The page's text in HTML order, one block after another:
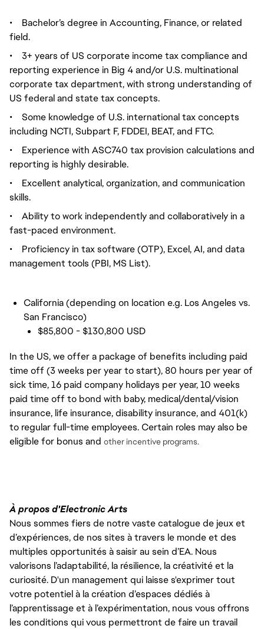
•
Bachelor’s degree in Accounting, Finance, or related
field.
•
3+ years of US corporate income tax compliance and
reporting experience in Big 4 and/or U.S. multinational
corporate tax department, with strong understanding of
US federal and state tax concepts.
•
Some knowledge of U.S. international tax concepts
including NCTI, Subpart F, FDDEI, BEAT, and FTC.
•
Experience with ASC740 tax provision calculations and
reporting is highly desirable.
•
Excellent analytical, organization, and communication
skills.
•
Ability to work independently and collaboratively in a
fast-paced environment.
•
Proficiency in tax software (OTP), Excel, AI, and data
management tools (PBI, MS List).
California (depending on location e.g. Los Angeles vs.
San Francisco)
$85,800 - $130,800 USD
In the US, we offer a package of benefits including paid
time off (3 weeks per year to start), 80 hours per year of
sick time, 16 paid company holidays per year, 10 weeks
paid time off to bond with baby, medical/dental/vision
insurance, life insurance, disability insurance, and 401(k)
to regular full-time employees. Certain roles may also be
eligible for bonus and other incentive programs.
À propos d'Electronic Arts
Nous sommes fiers de notre vaste catalogue de jeux et
d’expériences, de nos sites à travers le monde et des
multiples opportunités à saisir au sein d’EA. Nous
valorisons l’adaptabilité, la résilience, la créativité et la
curiosité. D'un management qui laisse s'exprimer tout
votre potentiel à la création d’espaces dédiés à
l’apprentissage et à l’expérimentation, nous vous offrons
les conditions qui vous permettront de faire un travail